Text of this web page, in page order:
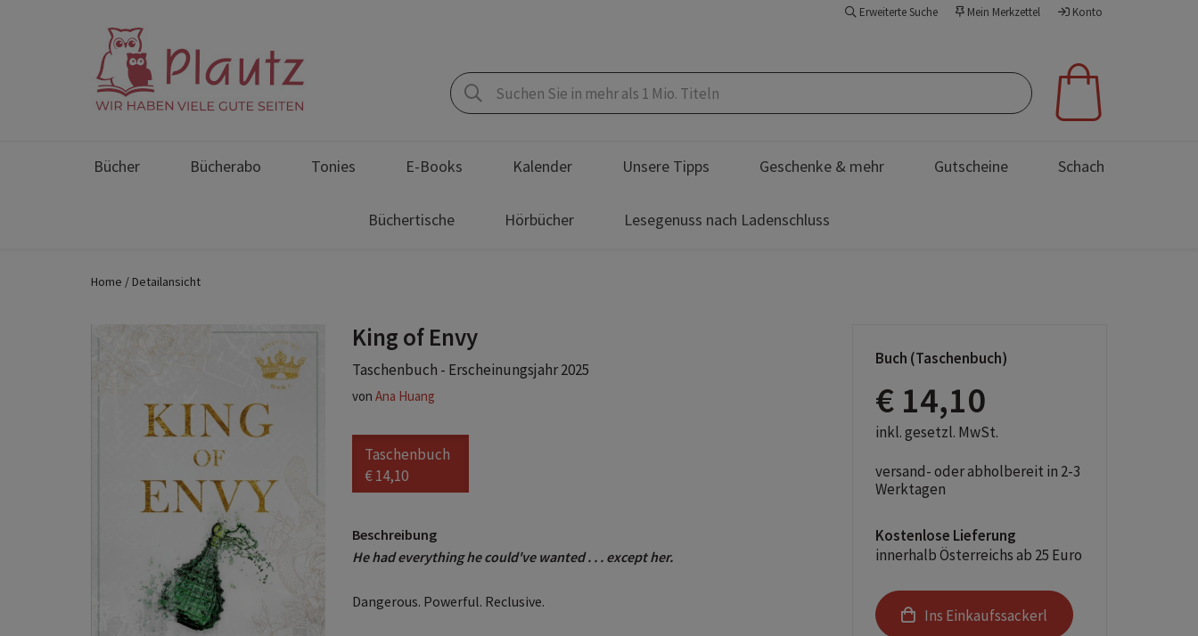
Erweiterte Suche Mein Merkzettel Konto
Bücher Bücherabo Tonies E-Books Kalender Unsere Tipps Geschenke & mehr Gutscheine Schach
Büchertische Hörbücher Lesegenuss nach Ladenschluss
Home Detailansicht
King of Envy
Taschenbuch - Erscheinungsjahr 2025
von Ana Huang
Taschenbuch
€ 14,10
Beschreibung
He had everything he could've wanted . . . except her.
Dangerous. Powerful. Reclusive.
Buch (Taschenbuch)
€ 14,10
inkl. gesetzl. MwSt.
versand- oder abholbereit in 2-3
Werktagen
Kostenlose Lieferung
innerhalb Österreichs ab 25 Euro
Ins Einkaufssackerl